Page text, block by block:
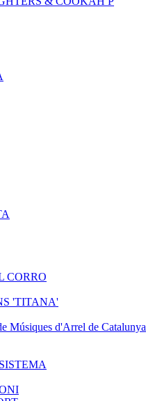
CORRO
'TITANA'
Músiques d'Arrel de Catalunya